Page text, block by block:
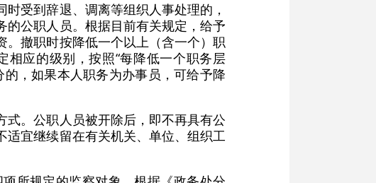
受到辞退、调离等组织人事处理的，
公职人员。根据目前有关规定，给予
撤职时按降低一个以上（含一个）职
应的级别，按照“每降低一个职务层
，如果本人职务为办事员，可给予降
。公职人员被开除后，即不再具有公
宜继续留在有关机关、单位、组织工